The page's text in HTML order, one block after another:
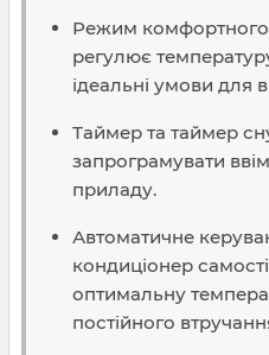
Режим
регулює
ідеальні умови для
Таймер та таймер
запрограмувати
приладу.
Автоматичне
кондиціонер
оптимальну
постійного